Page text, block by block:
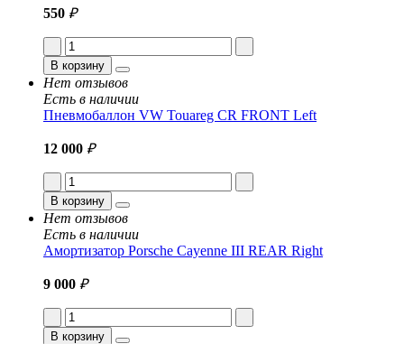
550 ₽
В корзину
Нет отзывов
Есть в наличии
Пневмобаллон VW Touareg CR FRONT Left
12 000 ₽
В корзину
Нет отзывов
Есть в наличии
Амортизатор Porsche Cayenne III REAR Right
9 000 ₽
В корзину